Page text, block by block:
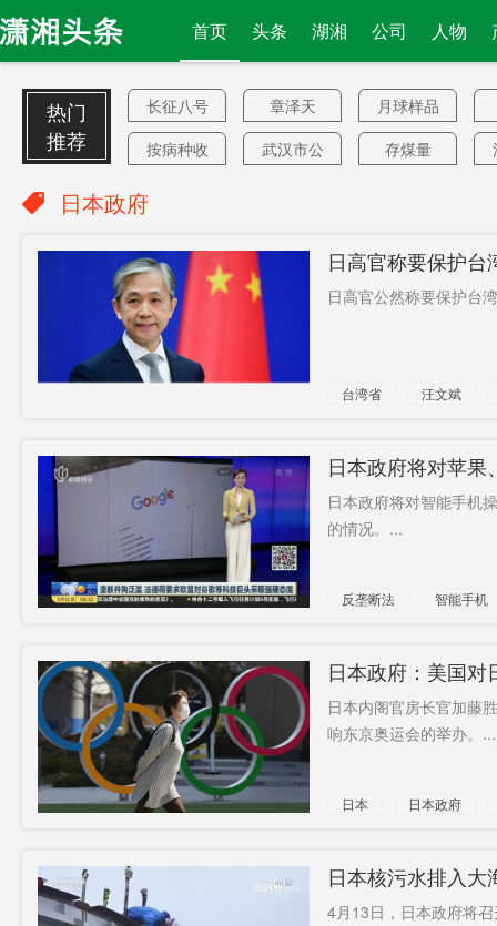
首页 头条 湖湘 公司 人物
热门
推荐
长征八号 章泽天
月球样品
按病种收
武汉市公
存煤量
善意
香港特区
亏百亿
聊天记录
创新机制
1.6欧元
回报
死刑
林子祥
易
中国扩散
国内首个 教辅材料
撤离公民
缓行路段
澳洲
父姓
服务区
倍
“小男孩”
借款
2900万美
元
特别检察
官
脱离接触
日本政府
日高官称要保护台
日高官公然称要保护台
台湾省 汪文斌
日本政府将对苹
查
日本政府将对智能手机
的情况。...
反垄断法 智能手机
日本政府：美国
日本内阁官房长官加藤
响东京奥运会的举办。...
日本 日本政府
日本核污水排入
4月13日，日本政府将